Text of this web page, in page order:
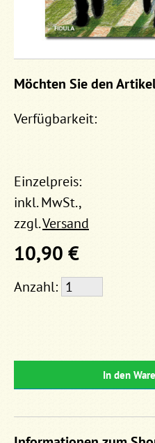
Möchten Sie den
Verfügbarkeit:
Einzelpreis:
inkl. MwSt.,
zzgl.Versand
10,90 €
Anzahl:
In den